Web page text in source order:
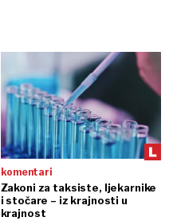
komentari
Zakoni za taksiste, ljekarnike
i stočare – iz krajnosti u
krajnost